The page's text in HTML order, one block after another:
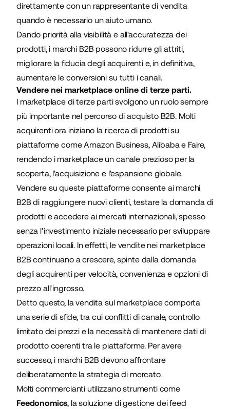
direttamente con un rappresentante di vendita
quando è necessario un aiuto umano.
Dando priorità alla visibilità e all'accuratezza dei
prodotti, i marchi B2B possono ridurre gli attriti,
migliorare la fiducia degli acquirenti e, in definitiva,
aumentare le conversioni su tutti i canali.
Vendere nei marketplace online di terze parti.
I marketplace di terze parti svolgono un ruolo sempre
più importante nel percorso di acquisto B2B. Molti
acquirenti ora iniziano la ricerca di prodotti su
piattaforme come Amazon Business, Alibaba e Faire,
rendendo i marketplace un canale prezioso per la
scoperta, l'acquisizione e l'espansione globale.
Vendere su queste piattaforme consente ai marchi
B2B di raggiungere nuovi clienti, testare la domanda di
prodotti e accedere ai mercati internazionali, spesso
senza l'investimento iniziale necessario per sviluppare
operazioni locali. In effetti, le vendite nei marketplace
B2B continuano a crescere, spinte dalla domanda
degli acquirenti per velocità, convenienza e opzioni di
prezzo all'ingrosso.
Detto questo, la vendita sul marketplace comporta
una serie di sfide, tra cui conflitti di canale, controllo
limitato dei prezzi e la necessità di mantenere dati di
prodotto coerenti tra le piattaforme. Per avere
successo, i marchi B2B devono affrontare
deliberatamente la strategia di mercato.
Molti commercianti utilizzano strumenti come
Feedonomics, la soluzione di gestione dei feed